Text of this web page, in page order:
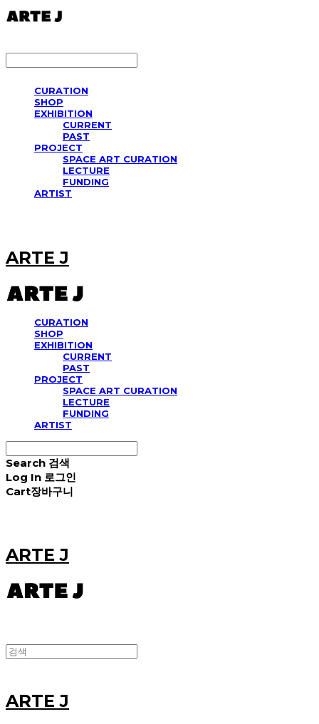
CURATION
SHOP
EXHIBITION
CURRENT
PAST
PROJECT
SPACE ART CURATION
LECTURE
FUNDING
ARTIST
ARTE J
CURATION
SHOP
EXHIBITION
CURRENT
PAST
PROJECT
SPACE ART CURATION
LECTURE
FUNDING
ARTIST
Search 검색
Log In 로그인
Cart장바구니
ARTE J
ARTE J